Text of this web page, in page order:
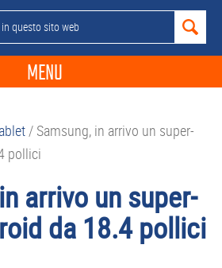
MENU
GUIDE ACQUISTO
SMARTPHONE
TABLET
/ Samsung, in arrivo un super-
pollici
arrivo un super-
da 18.4 pollici